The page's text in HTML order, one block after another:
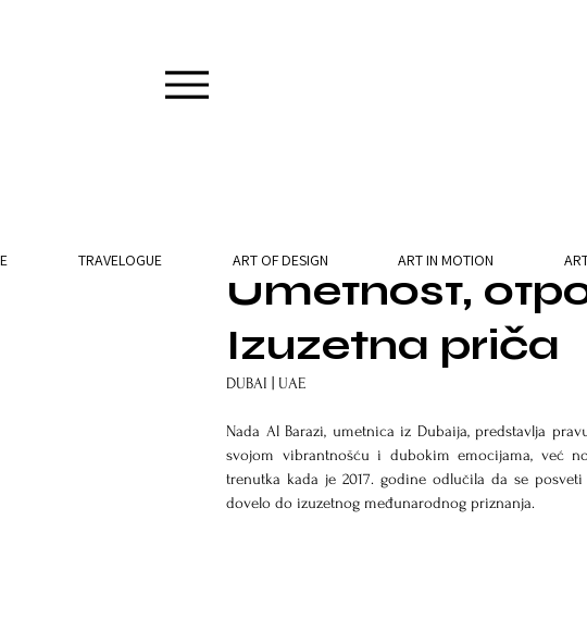
Umetnost,
Izuzetna priča
DUBAI | UAE
Nada Al Barazi, umetnica iz Dubaija, predstavlja
svojom vibrantnošću i dubokim emocijama, već
trenutka kada je 2017. godine odlučila da se
dovelo do izuzetnog međunarodnog priznanja.
TRAVELOGUE ART OF DESIGN ART IN MOTION